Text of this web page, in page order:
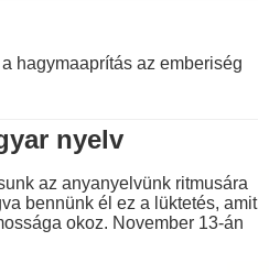
hagymaaprítás az emberiség
nyelv
az anyanyelvünk ritmusára
bennünk él ez a lüktetés, amit
okoz. November 13-án